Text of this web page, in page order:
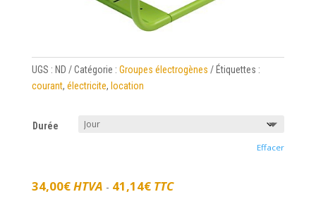
UGS : ND Catégorie : Groupes électrogènes
Étiquettes :
courant, électricite, location
Durée
Effacer
34,00€HTVA - 41,14€ TTC